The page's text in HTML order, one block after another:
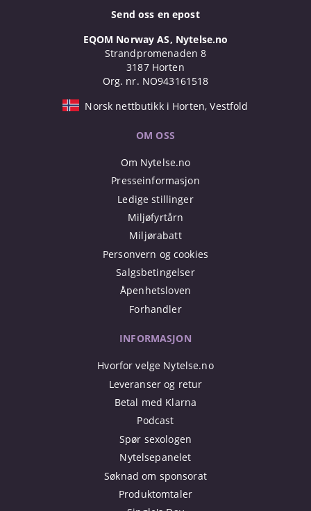
Send oss en epost
EQOM Norway AS, Nytelse.no
Strandpromenaden 8
3187 Horten
Org. nr. NO943161518
Norsk nettbutikk i Horten, Vestfold
OM OSS
Om Nytelse.no
Presseinformasjon
Ledige stillinger
Miljøfyrtårn
Miljørabatt
Personvern og cookies
Salgsbetingelser
Åpenhetsloven
Forhandler
INFORMASJON
Hvorfor velge Nytelse.no
Leveranser og retur
Betal med Klarna
Podcast
Spør sexologen
Nytelsepanelet
Søknad om sponsorat
Produktomtaler